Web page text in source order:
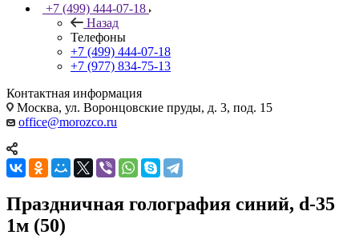
+7 (499) 444-07-18
Назад
Телефоны
+7 (499) 444-07-18
+7 (977) 834-75-13
Контактная информация
Москва, ул. Воронцовские пруды, д. 3, под. 15
office@morozco.ru
Праздничная голография синий, d-35
1м (50)